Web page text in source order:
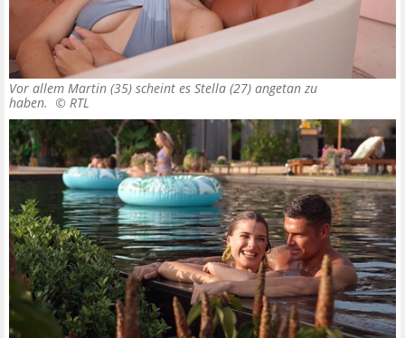
Vor allem Martin (35) scheint es Stella (27) angetan zu
haben. © RTL